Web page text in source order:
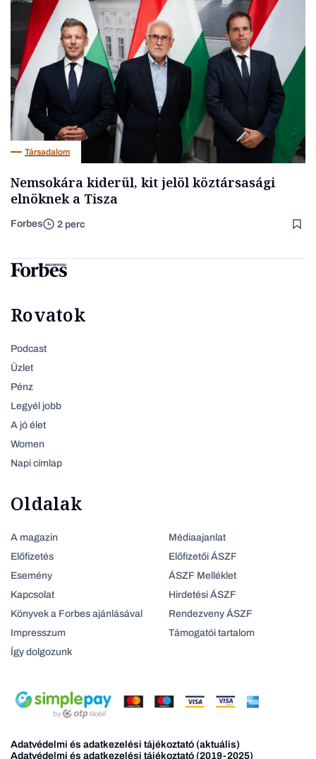
Társadalom
Nemsokára kiderül, kit jelöl köztársasági
elnöknek a Tisza
Forbes 2 perc
Rovatok
Podcast
Üzlet
Pénz
Legyél jobb
A jó élet
Women
Napi címlap
Oldalak
A magazin
Előfizetés
Esemény
Kapcsolat
Könyvek a Forbes ajánlásával
Impresszum
Így dolgozunk
Médiaajanlat
Előfizetői ÁSZF
ÁSZF Melléklet
Hirdetési ÁSZF
Rendezveny ÁSZF
Támogatói tartalom
Adatvédelmi és adatkezelési tájékoztató (aktuális)
Adatvédelmi és adatkezelési tájékoztató (2019-2025)